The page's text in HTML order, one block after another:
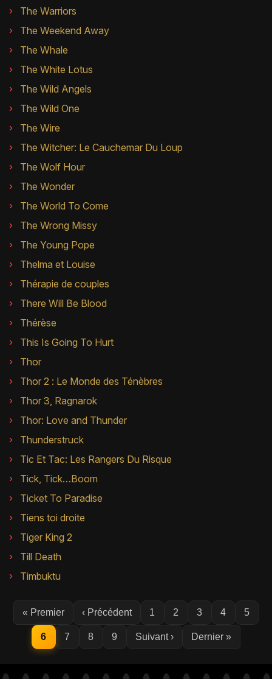
The Warriors
The Weekend Away
The Whale
The White Lotus
The Wild Angels
The Wild One
The Wire
The Witcher: Le Cauchemar Du Loup
The Wolf Hour
The Wonder
The World To Come
The Wrong Missy
The Young Pope
Thelma et Louise
Thérapie de couples
There Will Be Blood
Thérèse
This Is Going To Hurt
Thor
Thor 2 : Le Monde des Ténèbres
Thor 3, Ragnarok
Thor: Love and Thunder
Thunderstruck
Tic Et Tac: Les Rangers Du Risque
Tick, Tick…Boom
Ticket To Paradise
Tiens toi droite
Tiger King 2
Till Death
Timbuktu
« Premier ‹ Précédent 1 2 3 4 5
6 7 8 9 Suivant › Dernier »